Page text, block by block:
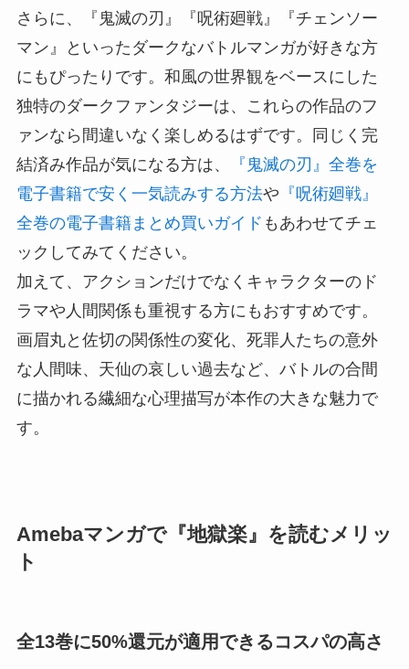
さらに、『鬼滅の刃』『呪術廻戦』『チェンソー
マン』といったダークなバトルマンガが好きな方
にもぴったりです。和風の世界観をベースにした
独特のダークファンタジーは、これらの作品のフ
ァンなら間違いなく楽しめるはずです。同じく完
結済み作品が気になる方は、
『鬼滅の刃』全巻を
電子書籍で安く一気読みする方法や 『呪術廻戦』
全巻の電子書籍まとめ買いガイド もあわせてチェ
ックしてみてください。
加えて、アクションだけでなくキャラクターのド
ラマや人間関係も重視する方にもおすすめです。
画眉丸と佐切の関係性の変化、死罪人たちの意外
な人間味、天仙の哀しい過去など、バトルの合間
に描かれる繊細な心理描写が本作の大きな魅力で
す。
Amebaマンガで『地獄楽』を読むメリッ
ト
全13巻に50%還元が適用できるコスパの高さ